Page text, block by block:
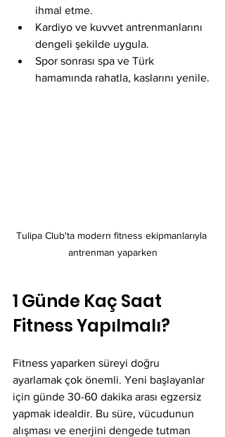
ihmal etme.
Kardiyo ve kuvvet antrenmanlarını
dengeli şekilde uygula.
Spor sonrası spa ve Türk
hamamında rahatla, kaslarını yenile.
Tulipa Club'ta modern fitness ekipmanlarıyla
antrenman yaparken
1 Günde Kaç Saat
Fitness Yapılmalı?
Fitness yaparken süreyi doğru
ayarlamak çok önemli. Yeni başlayanlar
için günde 30-60 dakika arası egzersiz
yapmak idealdir. Bu süre, vücudunun
alışması ve enerjini dengede tutman